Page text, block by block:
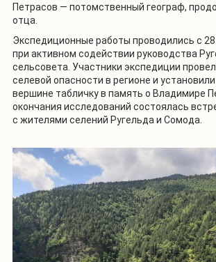
Петрасов — потомственный географ,
отца.
Экспедиционные работы проводились с
при активном содействии руководства
сельсовета. Участники экспедиции
селевой опасности в регионе и
вершине табличку в память о Владимире
окончания исследований состоялась
с жителями селений Ругельда и Сомода.